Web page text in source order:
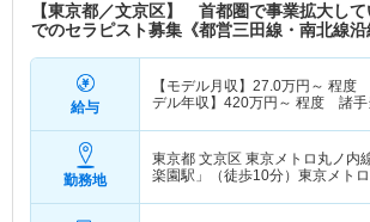
【東京都／文京区】 首都圏で事業拡大し
でのセラピスト募集《都営三田線・南北線沿
給与
【モデル月収】 27.0万円～ 程度
デル年収】 420万円～ 程度 諸手
勤務地
東京都 文京区 東京メトロ丸ノ内
楽園駅」（徒歩10分）東京メト